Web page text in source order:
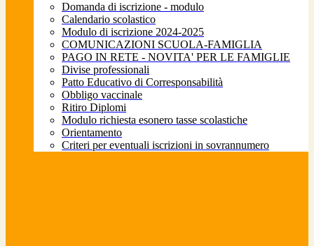
Domanda di iscrizione - modulo
Calendario scolastico
Modulo di iscrizione 2024-2025
COMUNICAZIONI SCUOLA-FAMIGLIA
PAGO IN RETE - NOVITA' PER LE FAMIGLIE
Divise professionali
Patto Educativo di Corresponsabilità
Obbligo vaccinale
Ritiro Diplomi
Modulo richiesta esonero tasse scolastiche
Orientamento
Criteri per eventuali iscrizioni in sovrannumero